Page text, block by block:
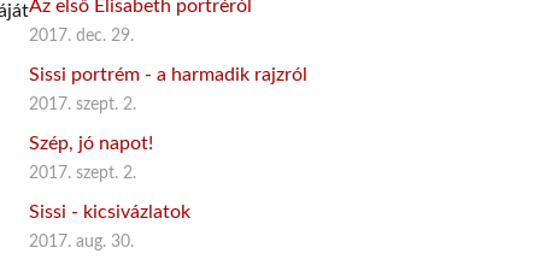
2017. dec. 29.
Sissi portrém - a harmadik rajzról
2017. szept. 2.
Szép, jó napot!
2017. szept. 2.
Sissi - kicsivázlatok
2017. aug. 30.